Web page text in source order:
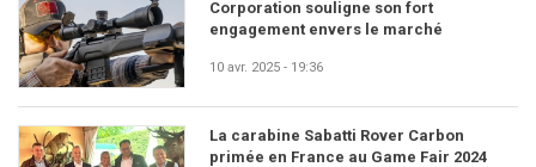
Corporation souligne son fort
engagement envers le marché
10 avr. 2025 - 19:36
La carabine Sabatti Rover Carbon
primée en France au Game Fair 2024